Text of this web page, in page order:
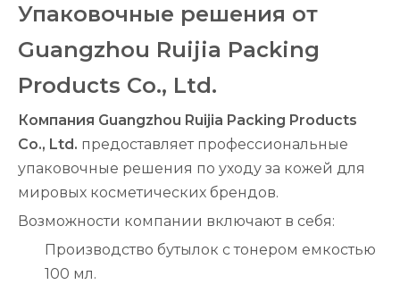
Упаковочные решения от
Guangzhou Ruijia Packing
Products Co., Ltd.
Компания Guangzhou Ruijia Packing Products
Co., Ltd. предоставляет профессиональные
упаковочные решения по уходу за кожей для
мировых косметических брендов.
Возможности компании включают в себя:
Производство бутылок с тонером емкостью
100 мл.